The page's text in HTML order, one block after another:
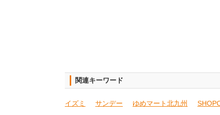
関連キーワード
イズミ サンデー ゆめマート北九州